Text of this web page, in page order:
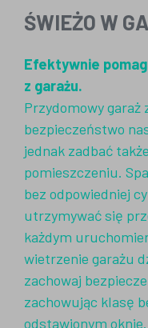
ŚWIEŻO W
Efektywnie
z garażu.
Przydomowy garaż
bezpieczeństwo
jednak zadbać
pomieszczeniu.
bez odpowiedniej
utrzymywać się
każdym
wietrzenie garażu
zachowaj
zachowując klasę
odstawionym oknie.